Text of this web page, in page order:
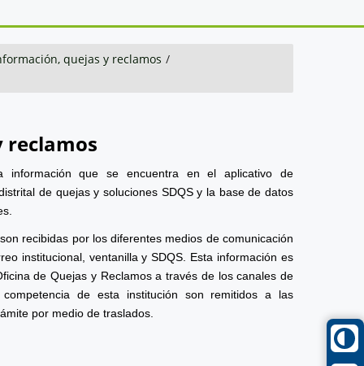
quejas y reclamos /
reclamos
información que se encuentra en el aplicativo de
de quejas y soluciones SDQS y la base de datos
recibidas por los diferentes medios de comunicación
institucional, ventanilla y SDQS. Esta información es
de Quejas y Reclamos a través de los canales de
de esta institución son remitidos a las
por medio de traslados.